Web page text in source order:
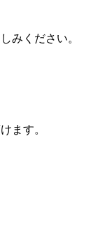
みください。
ます。